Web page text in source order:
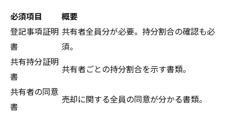
必須項目
概要
登記事項証明
書
共有者全員分が必要。持分割合の確認も必
須。
共有持分証明
書
共有者ごとの持分割合を示す書類。
共有者の同意
書
売却に関する全員の同意が分かる書類。